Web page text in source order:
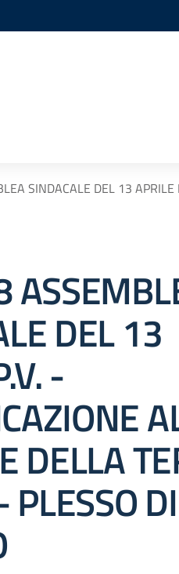
SINDACALE DEL 13
DEL 13
-
DELLA
PLESSO DI